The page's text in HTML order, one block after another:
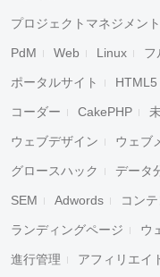
プロジェクトマネジメント
PdM Web Linux フ
ポータルサイト HTML5
コーダー CakePHP
ウェブデザイン ウェブ
グロースハック データ
SEM Adwords コン
ランディングページ ウ
進行管理 アフィリエイ